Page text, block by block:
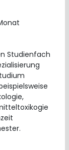
Studienfach